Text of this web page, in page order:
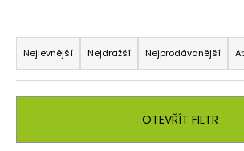
Ř
a
z
e
í
Nejlevnější Nejdražší Nejprodávanější
OTEVŘÍT FILTR